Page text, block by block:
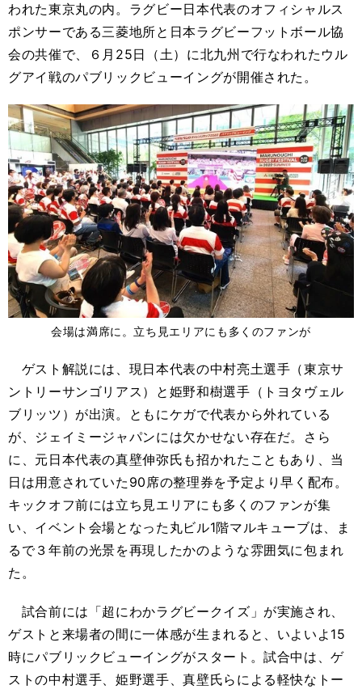
われた東京丸の内。ラグビー日本代表のオフィシャルス
ポンサーである三菱地所と日本ラグビーフットボール協
会の共催で、６月25日（土）に北九州で行なわれたウル
グアイ戦のパブリックビューイングが開催された。
会場は満席に。立ち見エリアにも多くのファンが
ゲスト解説には、現日本代表の中村亮土選手（東京サ
ントリーサンゴリアス）と姫野和樹選手（トヨタヴェル
ブリッツ）が出演。ともにケガで代表から外れている
が、ジェイミージャパンには欠かせない存在だ。さら
に、元日本代表の真壁伸弥氏も招かれたこともあり、当
日は用意されていた90席の整理券を予定より早く配布。
キックオフ前には立ち見エリアにも多くのファンが集
い、イベント会場となった丸ビル1階マルキューブは、ま
るで３年前の光景を再現したかのような雰囲気に包まれ
た。
試合前には「超にわかラグビークイズ」が実施され、
ゲストと来場者の間に一体感が生まれると、いよいよ15
時にパブリックビューイングがスタート。試合中は、ゲ
ストの中村選手、姫野選手、真壁氏らによる軽快なトー